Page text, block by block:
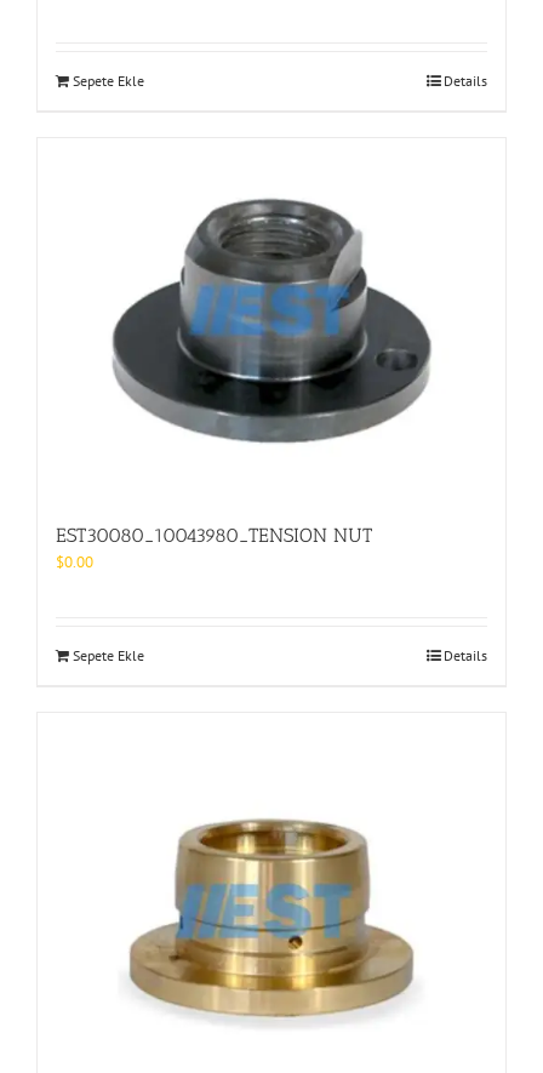
Sepete Ekle Details
EST30080_10043980_TENSION NUT
$0.00
Sepete Ekle Details